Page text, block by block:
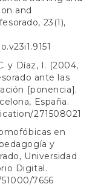
and
23(1),
y Díaz, I. (2004,
ante las
[ponencia].
España.
271508021
en
y
Universidad
Digital.
7656